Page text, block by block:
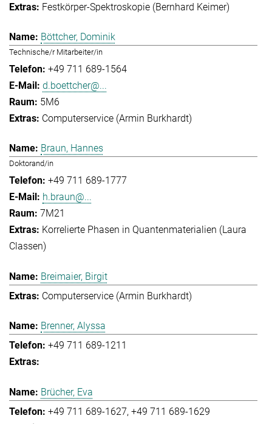
Festkörper-Spektroskopie (Bernhard Keimer)
Böttcher, Dominik
Technische/r Mitarbeiter/in
+49 711 689-1564
d.boettcher@...
5M6
Computerservice (Armin Burkhardt)
Braun, Hannes
Doktorand/in
+49 711 689-1777
h.braun@...
7M21
Korrelierte Phasen in Quantenmaterialien (Laura
Classen)
Breimaier, Birgit
Computerservice (Armin Burkhardt)
Brenner, Alyssa
+49 711 689-1211
Brücher, Eva
+49 711 689-1627 +49 711 689-1629